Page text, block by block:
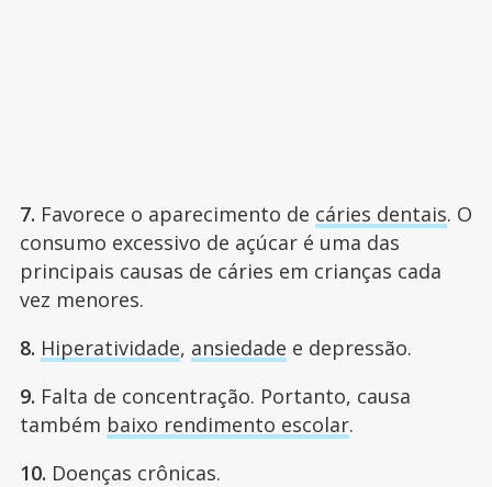
7. Favorece o aparecimento de cáries dentais. O
consumo excessivo de açúcar é uma das
principais causas de cáries em crianças cada
vez menores.
8. Hiperatividade, ansiedade e depressão.
9. Falta de concentração. Portanto, causa
também baixo rendimento escolar.
10. Doenças crônicas.